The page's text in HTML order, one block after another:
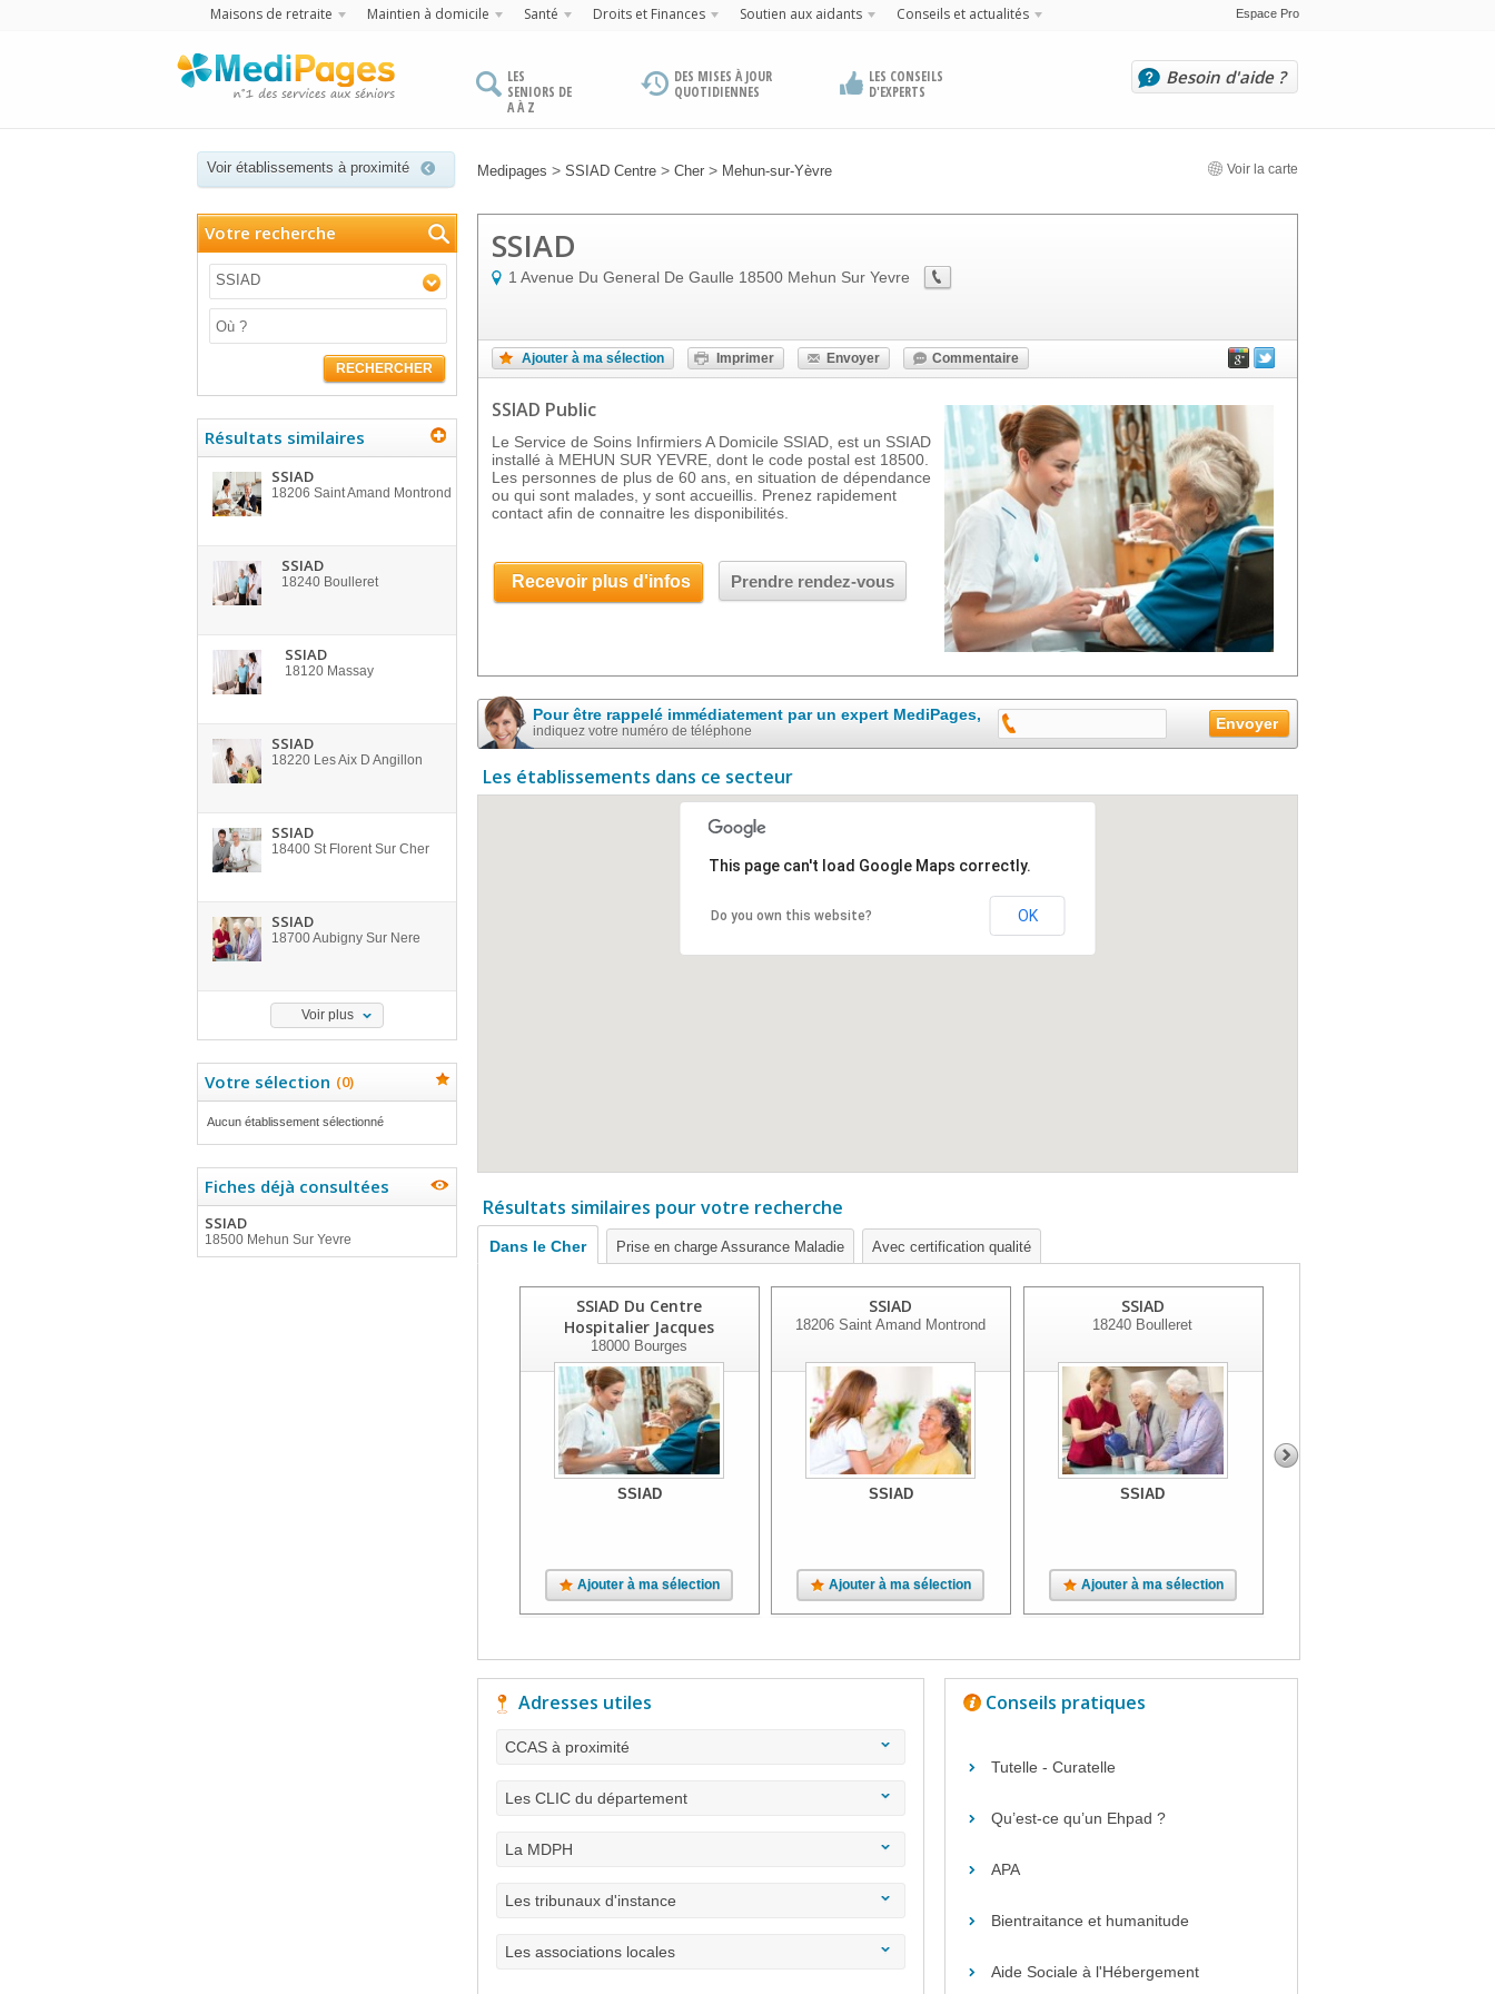
Maisons de retraite Maintien à domicile Santé Droits et Finances Soutien aux aidants Conseils et actualités Espace Pro
LES
SENIORS DE
A À Z
DES MISES À JOUR
QUOTIDIENNES
LES CONSEILS
D'EXPERTS
Besoin d'aide ?
Voir établissements à proximité Medipages > SSIAD Centre > Cher > Mehun-sur-Yèvre Voir la carte
Votre recherche
SSIAD
RECHERCHER
Résultats similaires
SSIAD
18206 Saint Amand Montrond
SSIAD
18240 Boulleret
SSIAD
18120 Massay
SSIAD
18220 Les Aix D Angillon
SSIAD
18400 St Florent Sur Cher
SSIAD
18700Aubigny Sur Nere
Voir plus
Votre sélection (0)
Aucun établissement sélectionné
Fiches déjà consultées
SSIAD
18500 Mehun Sur Yevre
SSIAD
1 Avenue Du General De Gaulle 18500 Mehun Sur Yevre
Ajouter à ma sélection Imprimer Envoyer Commentaire
SSIAD Public
Le Service de Soins Infirmiers A Domicile SSIAD, est un SSIAD
installé à MEHUN SUR YEVRE, dont le code postal est 18500.
Les personnes de plus de 60 ans, en situation de dépendance
ou qui sont malades, y sont accueillis. Prenez rapidement
contact afin de connaitre les disponibilités.
Recevoir plus d'infos Prendre rendez-vous
Pour être rappelé immédiatement par un expert MediPages,
indiquez votre numéro de téléphone
Les établissements dans ce secteur
This page can't load Google Maps correctly.
Do you own this website? OK
Résultats similaires pour votre recherche
Dans le Cher Prise en charge Assurance Maladie Avec certification qualité
SSIAD Du Centre
Hospitalier Jacques
18000 Bourges
SSIAD
Ajouter à ma sélection
SSIAD
18206 Saint Amand Montrond
SSIAD
Ajouter à ma sélection
SSIAD
18240 Boulleret
SSIAD
Ajouter à ma sélection
Adresses utiles
CCAS à proximité
Les CLIC du département
La MDPH
Les tribunaux d'instance
Les associations locales
Conseils pratiques
Tutelle - Curatelle
Qu’est-ce qu’un Ehpad ?
APA
Bientraitance et humanitude
Aide Sociale à l'Hébergement